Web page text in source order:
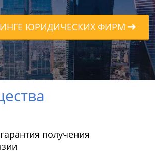
ЮРИДИЧЕСКИХ ФИРМ
получения